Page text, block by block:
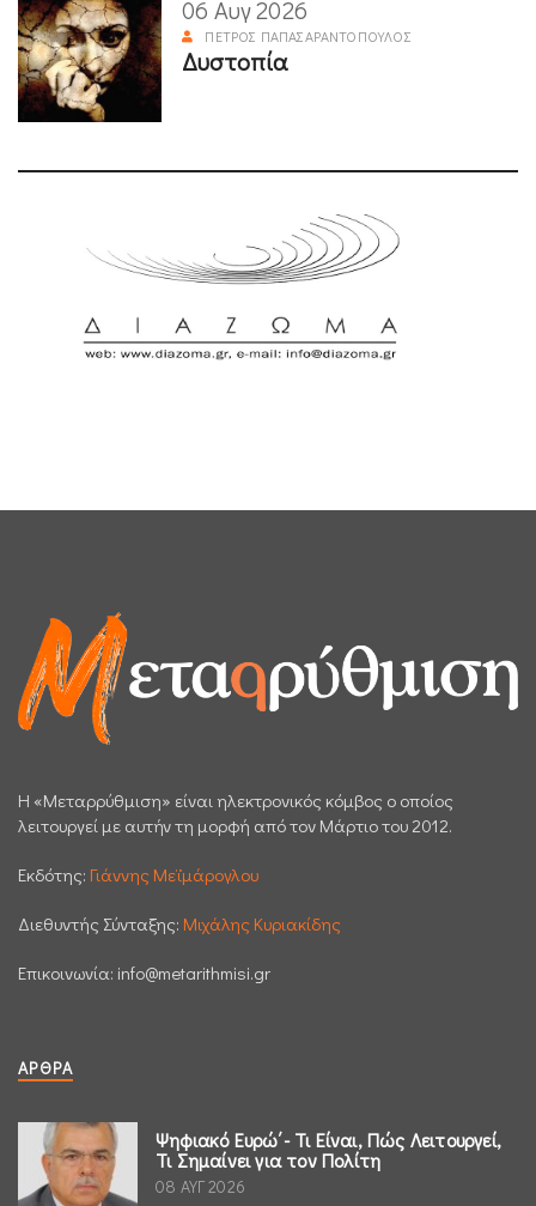
06 Αυγ 2026
ΠΈΤΡΟΣ ΠΑΠΑΣΑΡΑΝΤΌΠΟΥΛΟΣ
Δυστοπία
H «Μεταρρύθμιση» είναι ηλεκτρονικός κόμβος ο οποίος
λειτουργεί με αυτήν τη μορφή από τον Μάρτιο του 2012.
Εκδότης: Γιάννης Μεϊμάρογλου
Διεθυντής Σύνταξης: Μιχάλης Κυριακίδης
Επικοινωνία: info@metarithmisi.gr
ΆΡΘΡΑ
Ψηφιακό Ευρώ΄- Τι Είναι, Πώς Λειτουργεί,
Τι Σημαίνει για τον Πολίτη
08 ΑΥΓ 2026